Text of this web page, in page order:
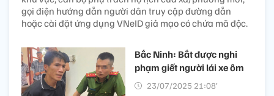
gọi điện hướng dẫn người dân truy cập đường dẫn
hoặc cài đặt ứng dụng VNeID giả mạo có chứa mã độc.
Bắc Ninh: Bắt được nghi
phạm giết người lái xe ôm
23/07/2025 21:08’